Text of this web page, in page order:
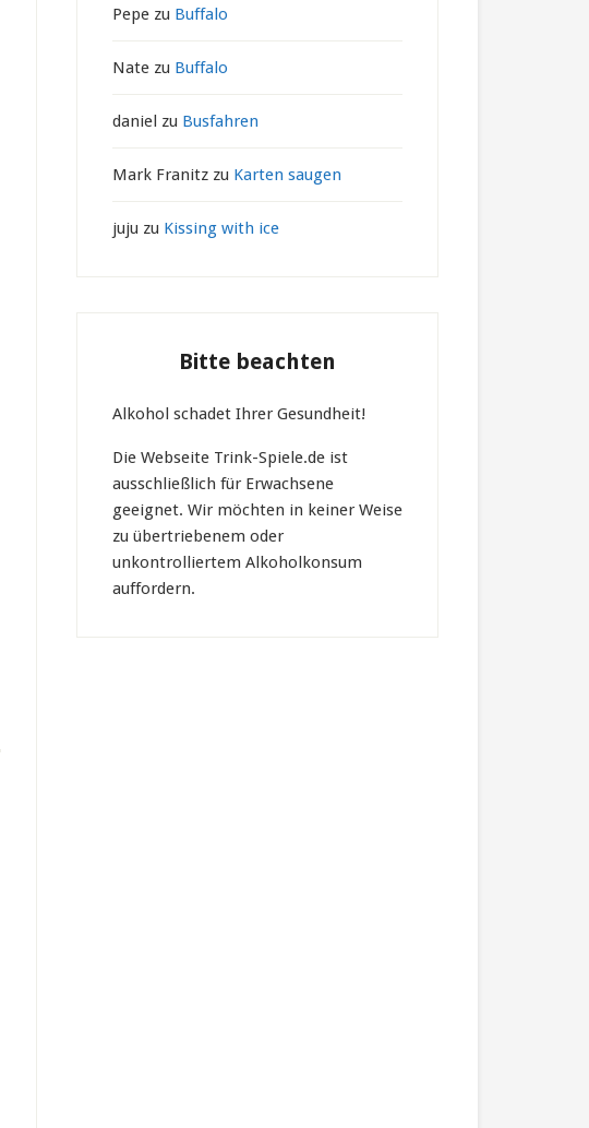
Pepe zu Buffalo
Nate zu Buffalo
daniel zu Busfahren
Mark Franitz zu Karten saugen
juju zu Kissing with ice
Bitte beachten
Alkohol schadet Ihrer Gesundheit!
Die Webseite Trink-Spiele.de ist
ausschließlich für Erwachsene
geeignet. Wir möchten in keiner Weise
zu übertriebenem oder
unkontrolliertem Alkoholkonsum
auffordern.